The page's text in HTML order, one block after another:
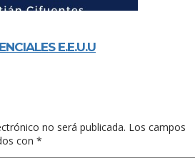
E.E.U.U
no será publicada. Los campos
con *